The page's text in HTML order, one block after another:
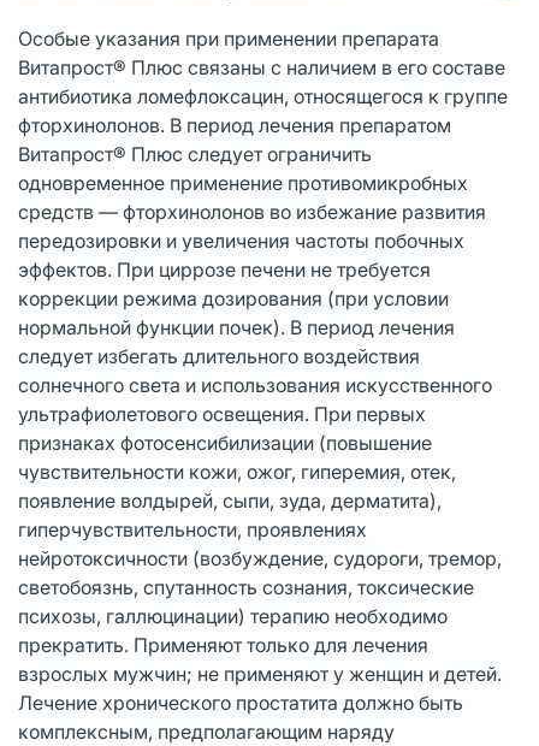
Особые указания при применении препарата
Витапрост® Плюс связаны с наличием в его составе
антибиотика ломефлоксацин, относящегося к группе
фторхинолонов. В период лечения препаратом
Витапрост® Плюс следует ограничить
одновременное применение противомикробных
средств — фторхинолонов во избежание развития
передозировки и увеличения частоты побочных
эффектов. При циррозе печени не требуется
коррекции режима дозирования (при условии
нормальной функции почек). В период лечения
следует избегать длительного воздействия
солнечного света и использования искусственного
ультрафиолетового освещения. При первых
признаках фотосенсибилизации (повышение
чувствительности кожи, ожог, гиперемия, отек,
появление волдырей, сыпи, зуда, дерматита),
гиперчувствительности, проявлениях
нейротоксичности (возбуждение, судороги, тремор,
светобоязнь, спутанность сознания, токсические
психозы, галлюцинации) терапию необходимо
прекратить. Применяют только для лечения
взрослых мужчин; не применяют у женщин и детей.
Лечение хронического простатита должно быть
комплексным, предполагающим наряду